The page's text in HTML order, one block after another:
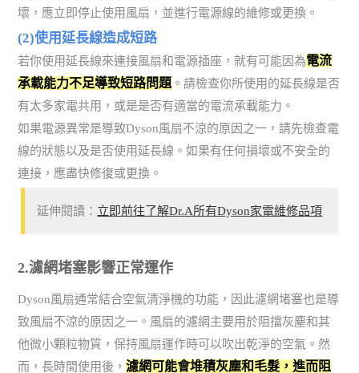
壞，應立即停止使用風扇，並進行電源線的維修或更換。
(2)使用延長線造成短路
若你使用延長線來連接風扇和電源插座，就有可能因為電流
承載能力不足導致短路問題。請檢查你所使用的延長線是否
有太多家電共用，或是是否有適當的電流承載能力。
如果電源異常是導致Dyson風扇不涼的原因之一，請先檢查電
線的狀態以及是否使用延長線。如果有任何損壞或不安全的
連接，應盡快修復或更換。
延伸閱讀： 立即前往了解Dr.A所有Dyson家電維修品項
2.濾網堵塞影響正常運作
Dyson風扇通常結合空氣清淨機的功能，因此濾網堵塞也是導
致風扇不涼的原因之一。風扇的濾網主要用於阻擋灰塵和其
他微小顆粒物質，保持風扇運作時可以吹出乾淨的空氣。然
而，長時間使用後，濾網可能會堆積灰塵和毛髮，進而阻